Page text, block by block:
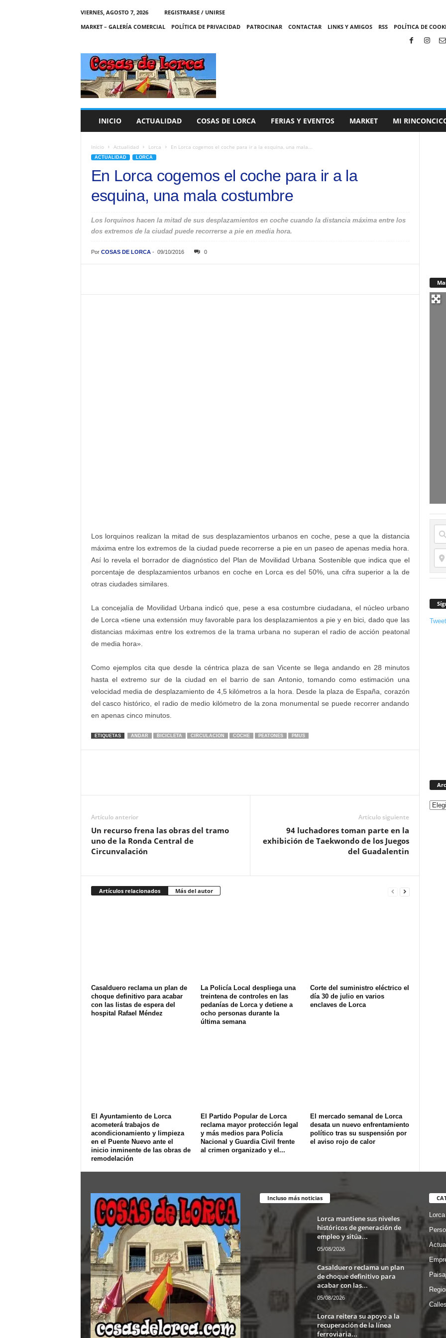
VIERNES, AGOSTO 7, 2026
REGISTRARSE / UNIRSE
MARKET – GALERÍA COMERCIAL
POLÍTICA DE PRIVACIDAD PATROCINAR CONTACTAR LINKS Y AMIGOS RSS POLÍTICA DE
C
A
S
INICIO ACTUALIDAD COSAS DE LORCA FERIAS Y EVENTOS MARKET MI
Inicio Actualidad Lorca En Lorca cogemos el coche para ir a la esquina, una mala...
ACTUALIDAD LORCA
En Lorca cogemos el coche para ir a la
esquina, una mala costumbre
Los lorquinos hacen la mitad de sus desplazamientos en coche cuando la distancia máxima entre los
dos extremos de la ciudad puede recorrerse a pie en media hora.
Por COSAS DE LORCA- 09/10/2016 0
Los lorquinos realizan la mitad de sus desplazamientos urbanos en coche, pese a que la distancia
máxima entre los extremos de la ciudad puede recorrerse a pie en un paseo de apenas media hora.
Así lo revela el borrador de diagnóstico del Plan de Movilidad Urbana Sostenible que indica que el
porcentaje de desplazamientos urbanos en coche en Lorca es del 50%, una cifra superior a la de
otras ciudades similares.
La concejalía de Movilidad Urbana indicó que, pese a esa costumbre ciudadana, el núcleo urbano
de Lorca «tiene una extensión muy favorable para los desplazamientos a pie y en bici, dado que las
distancias máximas entre los extremos de la trama urbana no superan el radio de acción peatonal
de media hora».
Como ejemplos cita que desde la céntrica plaza de san Vicente se llega andando en 28 minutos
hasta el extremo sur de la ciudad en el barrio de san Antonio, tomando como estimación una
velocidad media de desplazamiento de 4,5 kilómetros a la hora. Desde la plaza de España, corazón
del casco histórico, el radio de medio kilómetro de la zona monumental se puede recorrer andando
en apenas cinco minutos.
ETIQUETAS ANDAR BICICLETA CIRCULACION COCHE PEATONES PMUS
Artículo anterior
Un recurso frena las obras del tramo
uno de la Ronda Central de
Circunvalación
Artículo siguiente
94 luchadores toman parte en la
exhibición de Taekwondo de los Juegos
del Guadalentin
Artículos relacionados Más del autor
Casalduero reclama un plan de
choque definitivo para acabar
con las listas de espera del
hospital Rafael Méndez
La Policía Local despliega una
treintena de controles en las
pedanías de Lorca y detiene a
ocho personas durante la
última semana
Corte del suministro eléctrico el
día 30 de julio en varios
enclaves de Lorca
El Ayuntamiento de Lorca
acometerá trabajos de
acondicionamiento y limpieza
en el Puente Nuevo ante el
inicio inminente de las obras de
remodelación
El Partido Popular de Lorca
reclama mayor protección legal
y más medios para Policía
Nacional y Guardia Civil frente
al crimen organizado y el...
El mercado semanal de Lorca
desata un nuevo enfrentamiento
político tras su suspensión por
el aviso rojo de calor
Incluso más noticias
Lorca mantiene sus niveles
históricos de generación de
empleo y sitúa...
05/08/2026
Casalduero reclama un plan
de choque definitivo para
acabar con las...
05/08/2026
Lorca reitera su apoyo a la
recuperación de la línea
ferroviaria...
Lorca